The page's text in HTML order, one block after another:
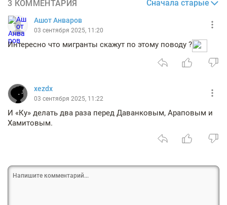
3 КОММЕНТАРИЯ Сначала старые
Ашот Анваров
03 сентября 2025, 11:20
Интересно что мигранты скажут по этому поводу ?
xezdx
03 сентября 2025, 11:22
И «Ку» делать два раза перед Даванковым, Араповым и
Хамитовым.